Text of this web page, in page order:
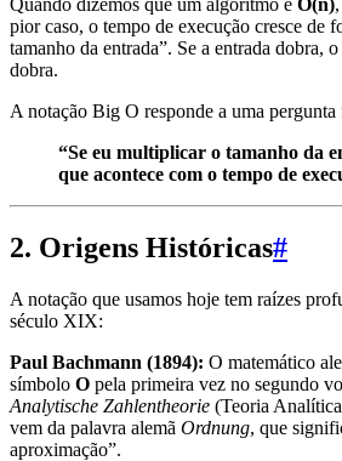
pior caso, o tempo de execução cresce de
tamanho da entrada”. Se a entrada dobra,
dobra.
A notação Big O responde a uma pergunta
“Se eu multiplicar o tamanho da
que acontece com o tempo de
2. Origens Históricas#
A notação que usamos hoje tem raízes
século XIX:
Paul Bachmann (1894): O matemático
símbolo O pela primeira vez no segundo
Analytische Zahlentheorie (Teoria
vem da palavra alemã Ordnung, que
aproximação”.